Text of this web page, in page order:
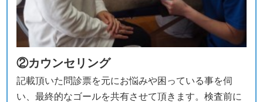
②カウンセリング
記載頂いた問診票を元にお悩みや困っている事を伺
い、最終的なゴールを共有させて頂きます。検査前に